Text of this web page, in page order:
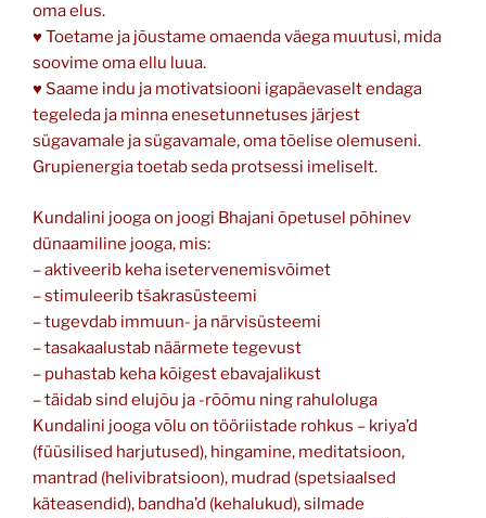
oma elus.
♥ Toetame ja jõustame omaenda väega muutusi, mida
soovime oma ellu luua.
♥ Saame indu ja motivatsiooni igapäevaselt endaga
tegeleda ja minna enesetunnetuses järjest
sügavamale ja sügavamale, oma tõelise olemuseni.
Grupienergia toetab seda protsessi imeliselt.
Kundalini jooga on joogi Bhajani õpetusel põhinev
dünaamiline jooga, mis:
– aktiveerib keha isetervenemisvõimet
– stimuleerib tšakrasüsteemi
– tugevdab immuun- ja närvisüsteemi
– tasakaalustab näärmete tegevust
– puhastab keha kõigest ebavajalikust
– täidab sind elujõu ja -rõõmu ning rahuloluga
Kundalini jooga võlu on tööriistade rohkus – kriya’d
(füüsilised harjutused), hingamine, meditatsioon,
mantrad (helivibratsioon), mudrad (spetsiaalsed
käteasendid), bandha’d (kehalukud), silmade